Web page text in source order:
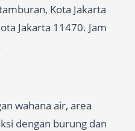
Kota Jakarta
Jakarta 11470. Jam
wahana air, area
dengan burung dan